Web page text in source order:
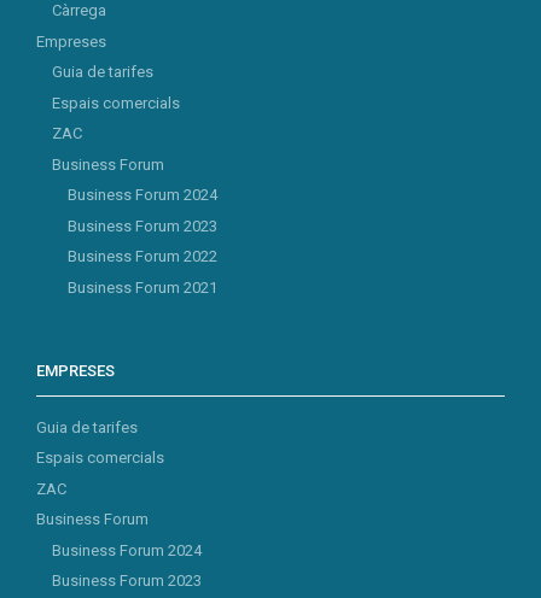
Càrrega
Empreses
Guia de tarifes
Espais comercials
ZAC
Business Forum
Business Forum 2024
Business Forum 2023
Business Forum 2022
Business Forum 2021
EMPRESES
Guia de tarifes
Espais comercials
ZAC
Business Forum
Business Forum 2024
Business Forum 2023